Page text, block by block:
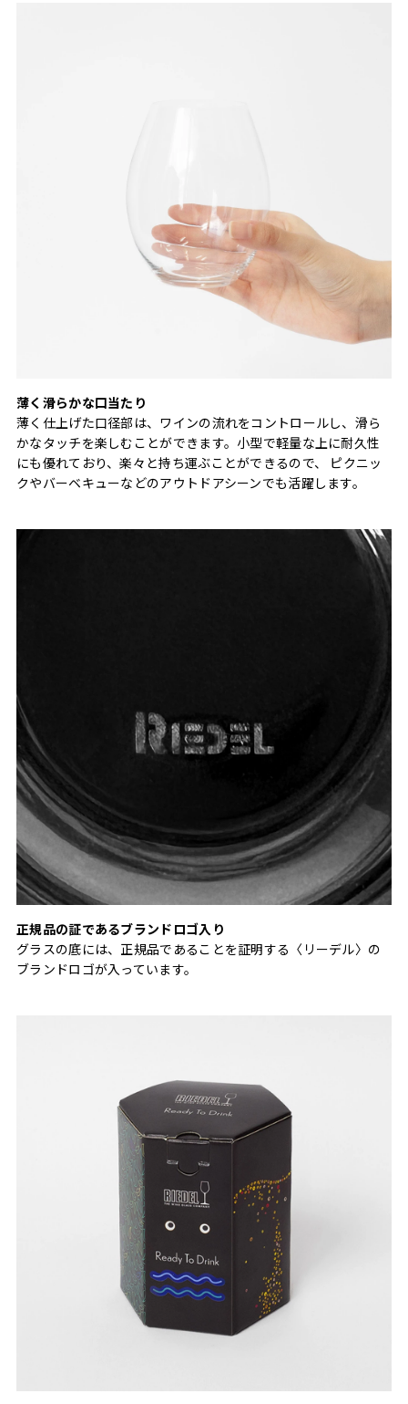
薄く滑らかな口当たり
薄く仕上げた口径部は、ワインの流れをコントロールし、滑ら
かなタッチを楽しむことができます。小型で軽量な上に耐久性
にも優れており、楽々と持ち運ぶことができるので、 ピクニッ
クやバーベキューなどのアウトドアシーンでも活躍します。
正規品の証であるブランドロゴ入り
グラスの底には、正規品であることを証明する〈リーデル〉の
ブランドロゴが入っています。